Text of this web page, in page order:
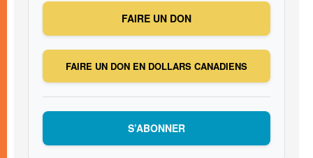
FAIRE UN DON
FAIRE UN DON EN DOLLARS CANADIENS
S’ABONNER